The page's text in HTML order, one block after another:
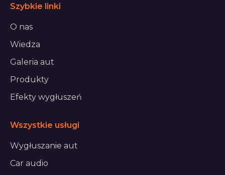
Szybkie linki
O nas
Wiedza
Galeria aut
Produkty
Efekty wygłuszeń
Wszystkie usługi
Wygłuszanie aut
Car audio